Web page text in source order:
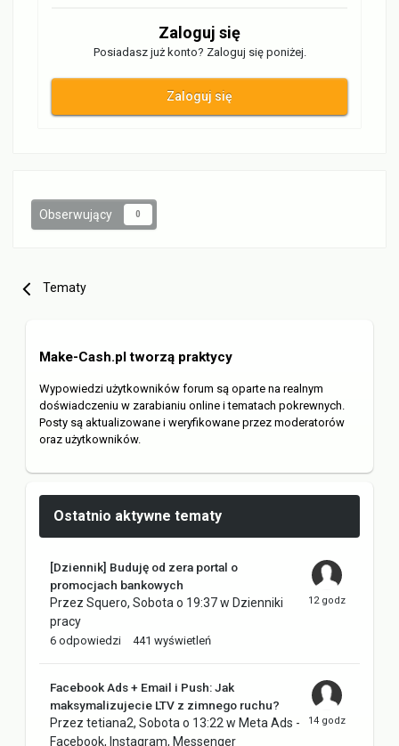
Zaloguj się
Posiadasz już konto? Zaloguj się poniżej.
Zaloguj się
Obserwujący 0
Tematy
Make-Cash.pl tworzą praktycy
Wypowiedzi użytkowników forum są oparte na realnym
doświadczeniu w zarabianiu online i tematach pokrewnych.
Posty są aktualizowane i weryfikowane przez moderatorów
oraz użytkowników.
Ostatnio aktywne tematy
[Dziennik] Buduję od zera portal o
promocjach bankowych
Przez Squero, Sobota o 19:37w Dzienniki
pracy
6 odpowiedzi 441 wyświetleń
Facebook Ads + Email i Push: Jak
maksymalizujecie LTV z zimnego ruchu?
Przez tetiana2, Sobota o 13:22 w Meta Ads -
Facebook, Instagram, Messenger